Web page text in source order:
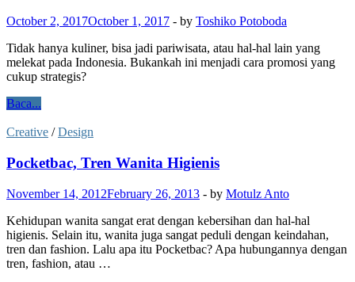
October 2, 2017October 1, 2017 - by Toshiko Potoboda
Tidak hanya kuliner, bisa jadi pariwisata, atau hal-hal lain yang
melekat pada Indonesia. Bukankah ini menjadi cara promosi yang
cukup strategis?
Baca...
Creative /Design
Pocketbac, Tren Wanita Higienis
November 14, 2012February 26, 2013 - by Motulz Anto
Kehidupan wanita sangat erat dengan kebersihan dan hal-hal
higienis. Selain itu, wanita juga sangat peduli dengan keindahan,
tren dan fashion. Lalu apa itu Pocketbac? Apa hubungannya dengan
tren, fashion, atau …